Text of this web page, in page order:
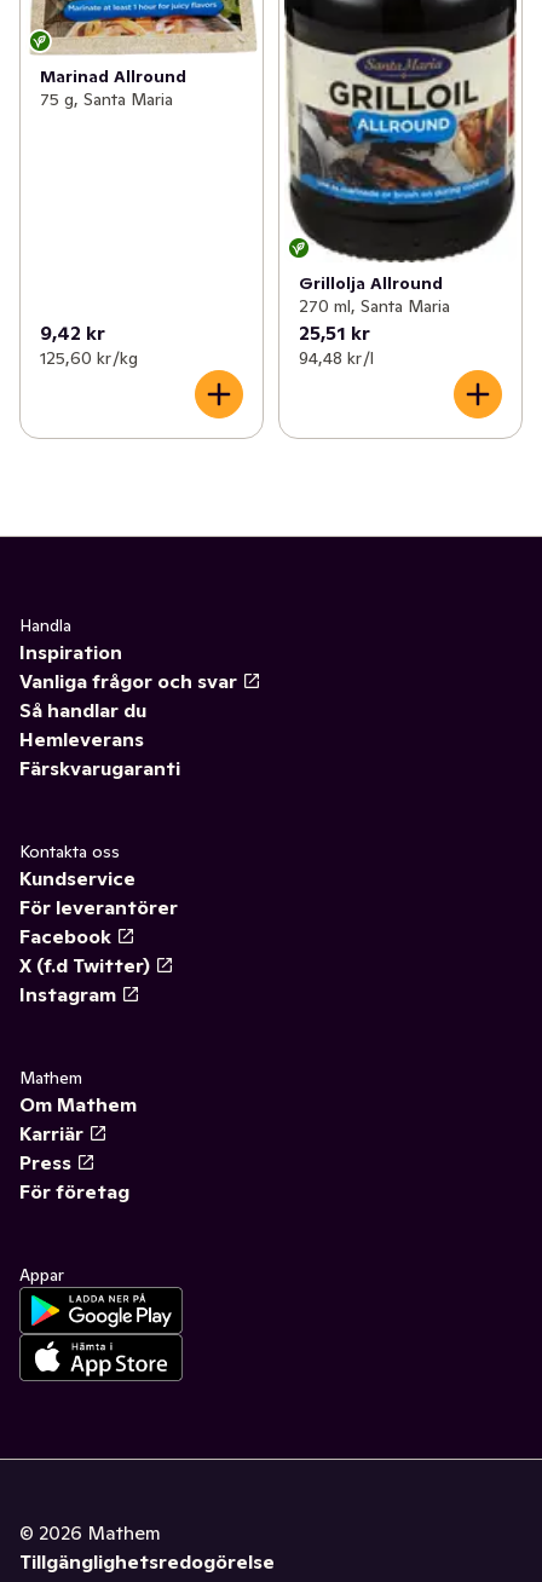
Marinad Allround
75 g, Santa Maria
9,42 kr
125,60 kr /kg
Grillolja Allround
270 ml, Santa Maria
25,51 kr
94,48 kr /l
Handla
Inspiration
Vanliga frågor och svar
Så handlar du
Hemleverans
Färskvarugaranti
Kontakta oss
Kundservice
För leverantörer
Facebook
X (f.d Twitter)
Instagram
Mathem
Om Mathem
Karriär
Press
För företag
Appar
© 2026 Mathem
Tillgänglighetsredogörelse